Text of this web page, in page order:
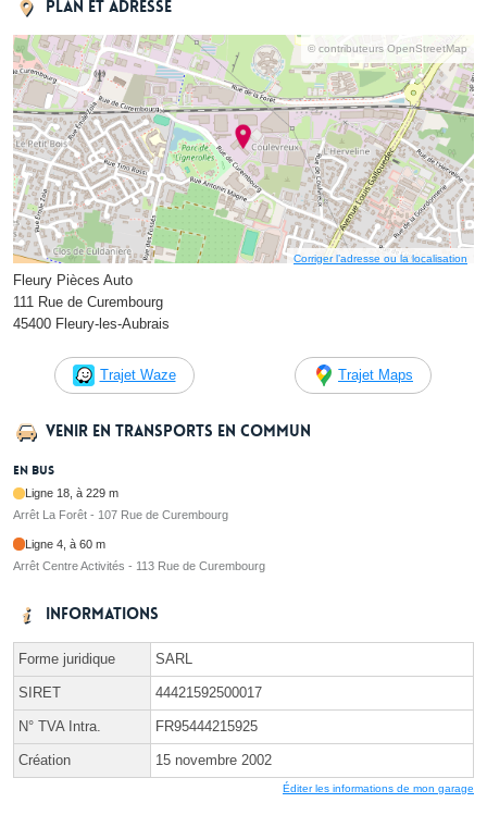
Plan et adresse
© contributeurs OpenStreetMap
Corriger l’adresse ou la localisation
Fleury Pièces Auto
111 Rue de Curembourg
45400 Fleury-les-Aubrais
Trajet Waze Trajet Maps
Venir en transports en commun
En bus
Ligne 18, à 229 m
Arrêt La Forêt - 107 Rue de Curembourg
Ligne 4, à 60 m
Arrêt Centre Activités - 113 Rue de Curembourg
Informations
Forme juridique SARL
SIRET 44421592500017
N° TVA Intra. FR95444215925
Création 15 novembre 2002
Éditer les informations de mon garage